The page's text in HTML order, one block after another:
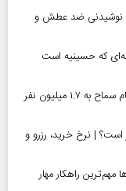
نوشیدنی ضد عطش و
که حسینیه است
آغاز رسمی برنامه‌های اربعین ۱۴۰۵ در مرز‌ها | ثبت‌نام سماح به ۱.۷ میلیون نفر
زهرا (س) در سال ۱۴۰۵ چقدر است؟ | نرخ خرید، رزرو و
مهم‌ترین راهکار مهار